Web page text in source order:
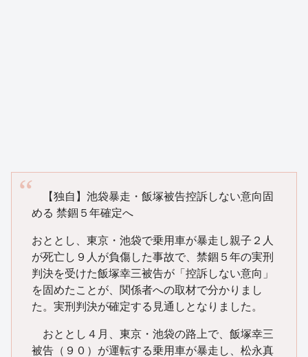
【独自】池袋暴走・飯塚被告控訴しない意向固
める 禁錮５年確定へ
おととし、東京・池袋で乗用車が暴走し親子２人
が死亡し９人が負傷した事故で、禁錮５年の実刑
判決を受けた飯塚幸三被告が「控訴しない意向」
を固めたことが、関係者への取材で分かりまし
た。実刑判決が確定する見通しとなりました。
おととし４月、東京・池袋の路上で、飯塚幸三
被告（９０）が運転する乗用車が暴走し、松永真